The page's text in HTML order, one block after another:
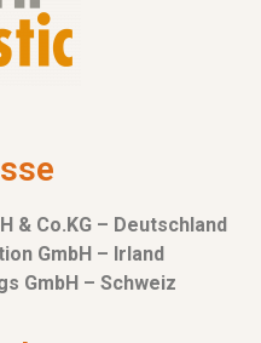
& Co.KG – Deutschland
GmbH – Irland
GmbH – Schweiz